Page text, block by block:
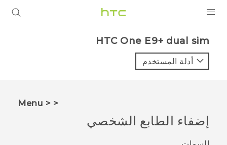
VIVE
VIVERSE
البرامج + التطبيقات
HTC One E9+ dual sim‎
أدلة المستخدم
< < Menu
إضفاء الطابع الشخصي